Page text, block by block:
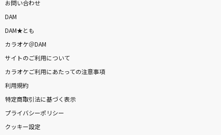
お問い合わせ
DAM
DAM★とも
カラオケ＠DAM
サイトのご利用について
カラオケご利用にあたっての注意事項
利用規約
特定商取引法に基づく表示
プライバシーポリシー
クッキー設定